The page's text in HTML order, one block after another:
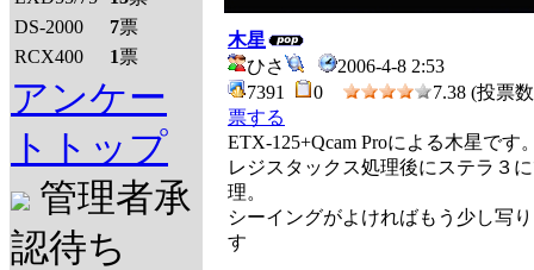
DS-2000
7票
RCX400
1票
アンケー
トトップ
管理者承
認待ち
木星
ひさ
2006-4-8 2:53
7391
0
7.38 (投票
票する
ETX-125+Qcam Proによる木星です
レジスタックス処理後にステラ３
理。
シーイングがよければもう少し写
す